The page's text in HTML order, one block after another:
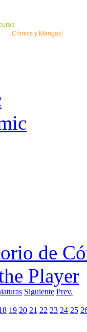
Cómics y Mangas!
de
Player
Siguiente Prev.
19 20 21 22 23 24 25